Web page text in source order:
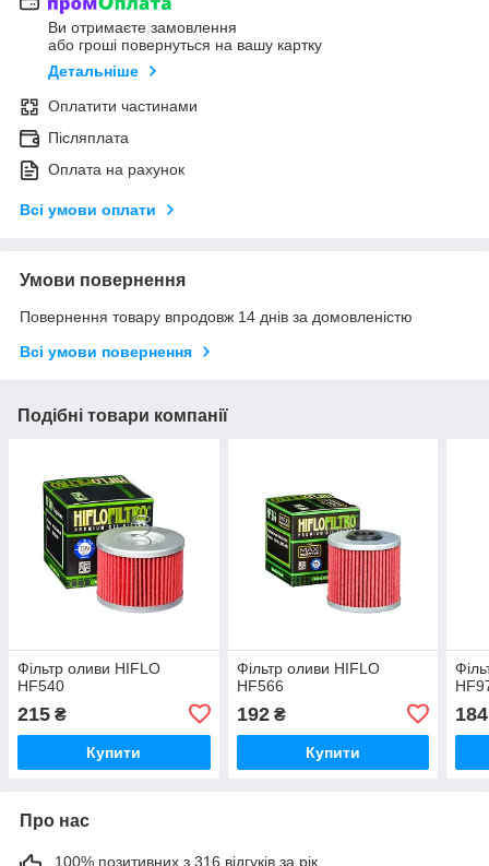
Ви отримаєте замовлення
або гроші повернуться на вашу картку
Детальніше
Оплатити частинами
Післяплата
Оплата на рахунок
Всі умови оплати
Умови повернення
Повернення товару впродовж 14 днів за домовленістю
Всі умови повернення
Подібні товари компанії
Фільтр оливи HIFLO
HF540
215 ₴
Купити
Фільтр оливи HIFLO
HF566
192₴
Купити
184
Про нас
100% позитивних з 316 відгуків за рік